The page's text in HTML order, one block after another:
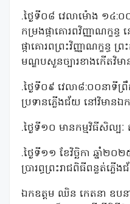
.ថ្ងៃទី០៨ វេលាម៉ោង ១៤:
កម្រងផ្កាគោរពវិញ្ញាណក្ខន្
ផ្កាគោរពព្រះវិញ្ញាណក្ខន្ធ
មណ្ឌបសួនច្បារខាងកើតវិមា
.ថ្ងៃទី០៩ វេលា៨:០០នាទីព្រឹ
ប្រទានភ្លើងជ័យ នៅវិមានឯក
.ថ្ងៃទី១០ មានកម្មវិធីសិល្
.ថ្ងៃទី១១ ខែវិច្ឆិកា ឆ្នាំ២
ប្រារព្ធព្រះរាជពិធីពន្លត់ភ្ល
ឯកឧត្តម ឈិន កេតនា ឧបនា